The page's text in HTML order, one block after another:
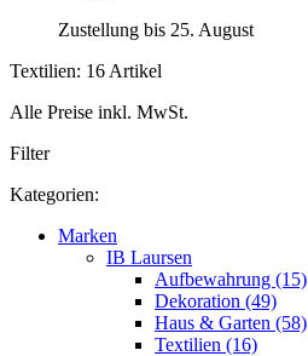
Zustellung bis 25. August
Textilien: 16 Artikel
Alle Preise inkl. MwSt.
Filter
Kategorien:
Marken
IB Laursen
Aufbewahrung (15)
Dekoration (49)
Haus & Garten (58)
Textilien (16)